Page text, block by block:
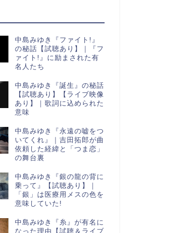
中島みゆき『ファイト!』
の秘話【試聴あり】｜『フ
ァイト!』に励まされた有
名人たち
中島みゆき『誕生』の秘話
【試聴あり】【ライブ映像
あり】｜歌詞に込められた
意味
中島みゆき『永遠の嘘をつ
いてくれ』｜吉田拓郎が曲
依頼した経緯と「つま恋」
の舞台裏
中島みゆき『銀の龍の背に
乗って』【試聴あり】｜
「銀」は医療用メスの色を
意味していた!
中島みゆき『糸』が有名に
なった理由【試聴＆ライブ